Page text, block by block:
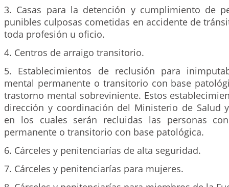
3. Casas para la detención y cumplimiento de
punibles culposas cometidas en accidente de
toda profesión u oficio.
4. Centros de arraigo transitorio.
5. Establecimientos de reclusión para
mental permanente o transitorio con base
trastorno mental sobreviniente. Estos
dirección y coordinación del Ministerio de Salud
en los cuales serán recluidas las personas
permanente o transitorio con base patológica.
6. Cárceles y penitenciarías de alta seguridad.
7. Cárceles y penitenciarías para mujeres.